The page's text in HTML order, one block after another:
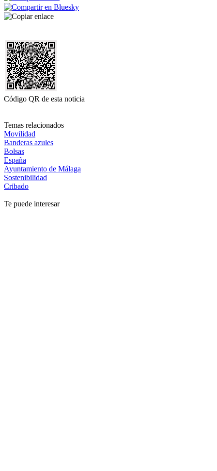
Código QR de esta noticia
Temas relacionados
Movilidad
Banderas azules
Bolsas
España
Ayuntamiento de Málaga
Sostenibilidad
Cribado
Te puede interesar